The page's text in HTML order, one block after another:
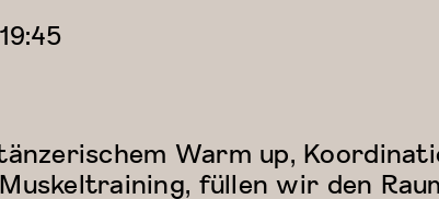
19:45
Warm up,
füllen wir den